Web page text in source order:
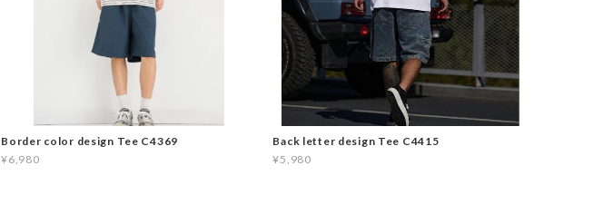
Border color design Tee C4369
¥6,980
Back letter design Tee C4415
¥5,980